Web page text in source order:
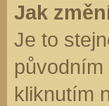
Jak
Je to
kliknutím